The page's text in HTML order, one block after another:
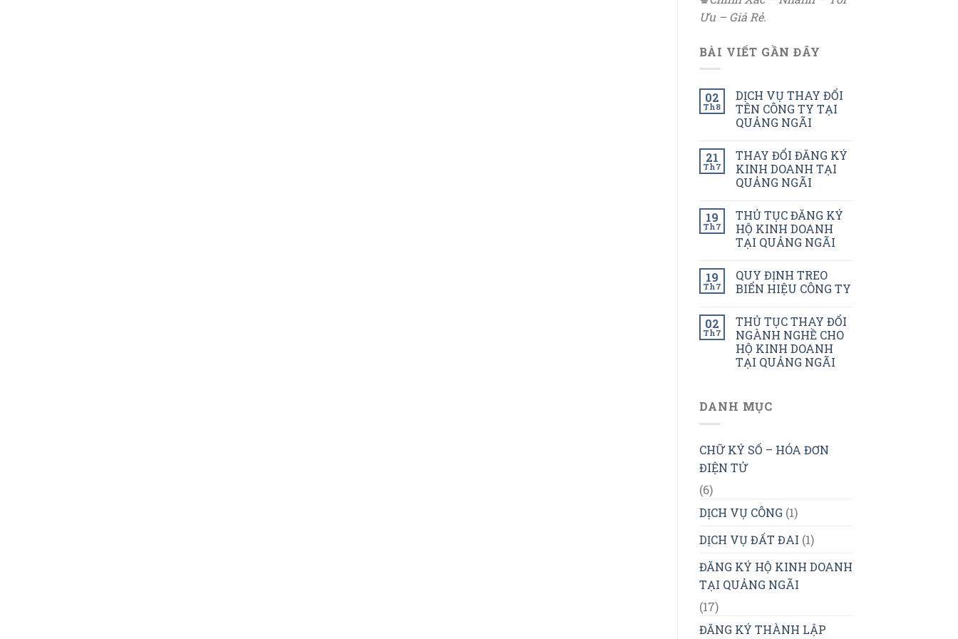
Ưu – Giá Rẻ.
BÀI VIẾT GẦN ĐÂY
02
Th8
DỊCH VỤ THAY ĐỔI
TÊN CÔNG TY TẠI
QUẢNG NGÃI
21
Th7
THAY ĐỔI ĐĂNG KÝ
KINH DOANH TẠI
QUẢNG NGÃI
19
Th7
THỦ TỤC ĐĂNG KÝ
HỘ KINH DOANH
TẠI QUẢNG NGÃI
19
Th7
QUY ĐỊNH TREO
BIỂN HIỆU CÔNG TY
02
Th7
THỦ TỤC THAY ĐỔI
NGÀNH NGHỀ CHO
HỘ KINH DOANH
TẠI QUẢNG NGÃI
DANH MỤC
CHỮ KÝ SỐ – HÓA ĐƠN
ĐIỆN TỬ
(6)
DỊCH VỤ CÔNG (1)
DỊCH VỤ ĐẤT ĐAI (1)
ĐĂNG KÝ HỘ KINH DOANH
TẠI QUẢNG NGÃI
(17)
ĐĂNG KÝ THÀNH LẬP